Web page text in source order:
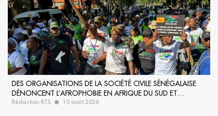
DES ORGANISATIONS DE LA SOCIÉTÉ CIVILE SÉNÉGALAISE
DÉNONCENT L’AFROPHOBIE EN AFRIQUE DU SUD ET
RÉCLAMENT UNE PROTECTION DES MIGRANTS AFRICAINS
Rédaction RTS 10 août 2026